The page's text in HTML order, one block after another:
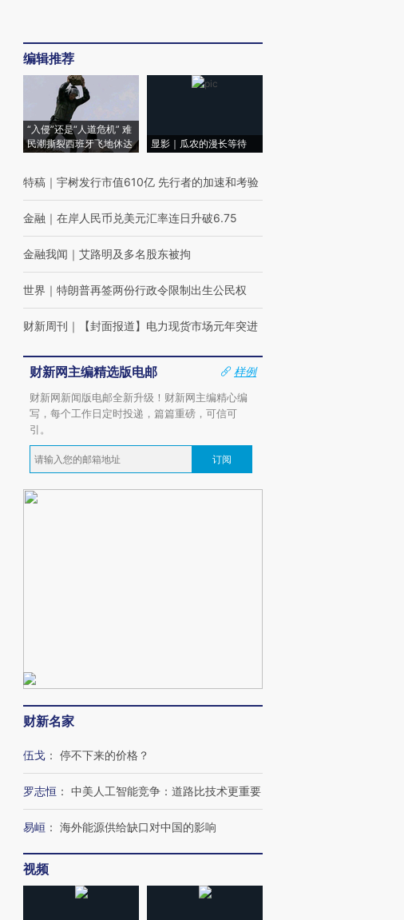
编辑推荐
“入侵”还是“人道危机” 难
民潮撕裂西班牙飞地休达
显影｜瓜农的漫长等待
特稿 ｜ 宇树发行市值610亿 先行者的加速和考验
金融 ｜ 在岸人民币兑美元汇率连日升破6.75
金融我闻 ｜ 艾路明及多名股东被拘
世界 ｜ 特朗普再签两份行政令限制出生公民权
财新周刊 ｜ 【封面报道】电力现货市场元年突进
财新网主编精选版电邮
样例
财新网新闻版电邮全新升级！财新网主编精心编
写，每个工作日定时投递，篇篇重磅，可信可
引。
订阅
财新名家
伍戈 ： 停不下来的价格？
罗志恒 ： 中美人工智能竞争：道路比技术更重要
易峘 ： 海外能源供给缺口对中国的影响
视频